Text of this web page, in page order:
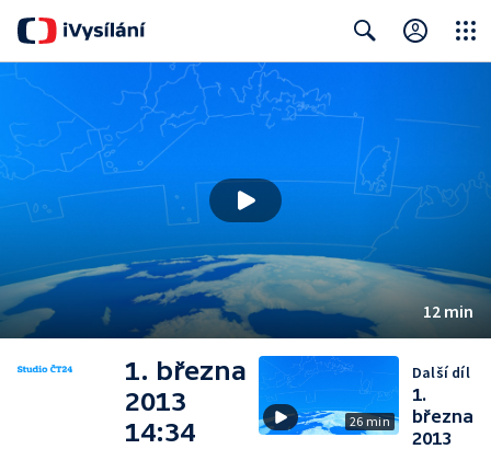
12 min
1. března
2013
14:34
26 min
Další díl
1.
března
2013